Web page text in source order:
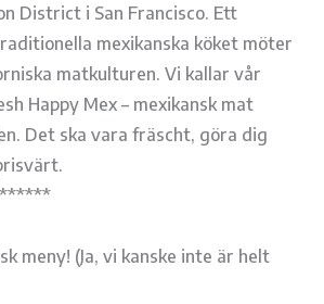
District i San Francisco. Ett
mexikanska köket möter
matkulturen. Vi kallar vår
Happy Mex – mexikansk mat
Det ska vara fräscht, göra dig
meny! (Ja, vi kanske inte är helt